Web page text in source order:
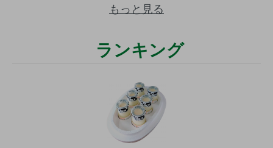
もっと見る
ランキング